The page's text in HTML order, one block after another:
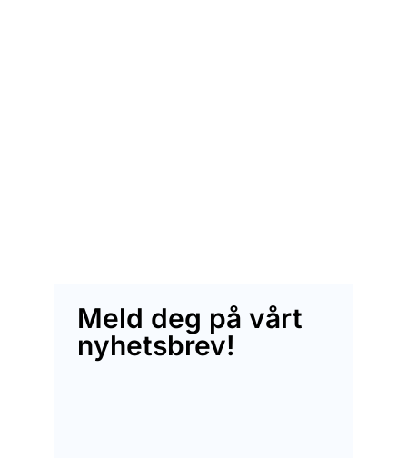
Meld deg på vårt
nyhetsbrev!